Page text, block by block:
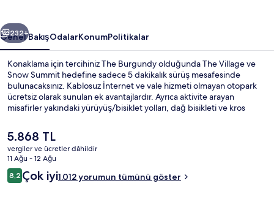
Sonraki
232+
Genel BakışOdalarKonumPolitikalar
Konaklama için tercihiniz The Burgundy olduğunda The Village ve
Snow Summit hedefine sadece 5 dakikalık sürüş mesafesinde
bulunacaksınız. Kablosuz İnternet ve vale hizmeti olmayan otopark
ücretsiz olarak sunulan ek avantajlardır. Ayrıca aktivite arayan
misafirler yakındaki yürüyüş/bisiklet yolları, dağ bisikleti ve kros
bahçe ve bisiklet transfer aracı bulunmaktadır. Misafirler yardıma
hazır personel ve konum hakkında iyi yorumlarda bulunuyor.
Şu
anki
fiyat
5.868 TL
5.868 TL
vergiler ve ücretler dâhildir
11 Ağu - 12 Ağu
Yorumlar
8,28,2/10
Çok iyi1.012 yorumun tümünü göster